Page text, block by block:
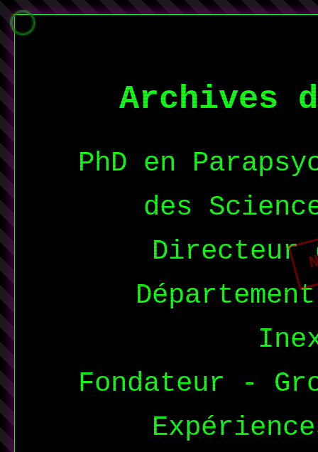
Archives
PhD en
des
Directeur
Fondateur -